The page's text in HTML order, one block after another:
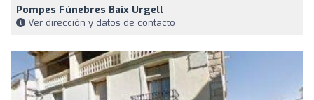
Pompes Fúnebres Baix Urgell
Ver dirección y datos de contacto